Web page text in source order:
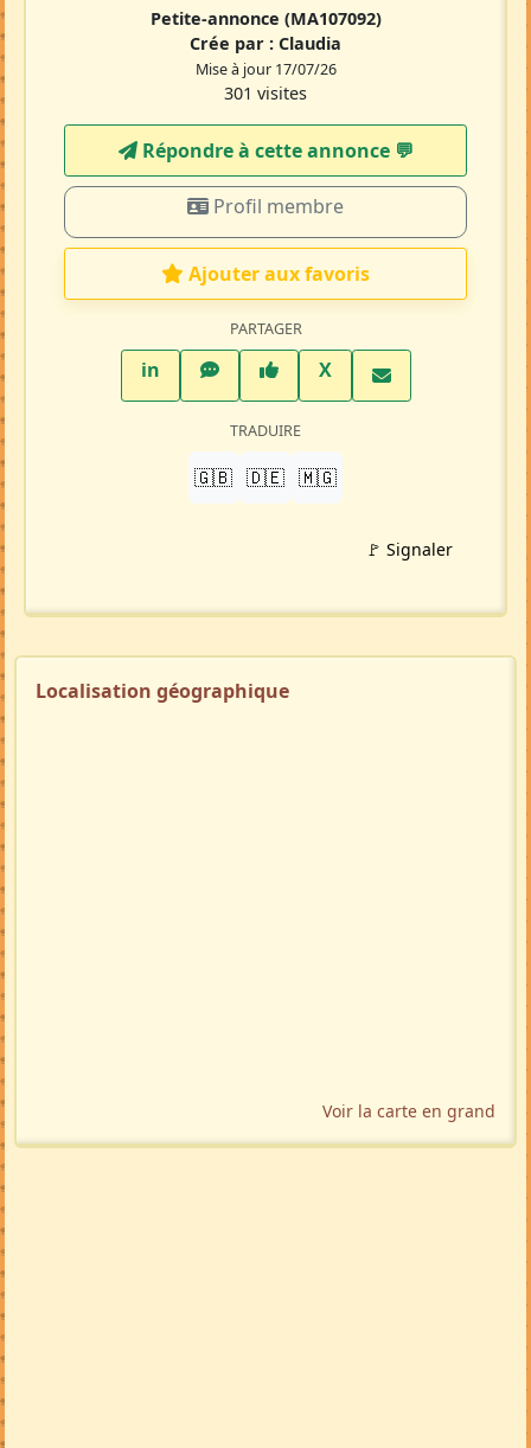
Petite-annonce (MA107092)
Crée par : Claudia
Mise à jour 17/07/26
301 visites
Répondre à cette annonce 💬​
Profil membre
Ajouter aux favoris
PARTAGER
inLinkedInWhatsAppFacebook
XTwitter X
TRADUIRE
🇬🇧 🇩🇪 🇲🇬
🚩 Signaler
Localisation géographique
Voir la carte en grand